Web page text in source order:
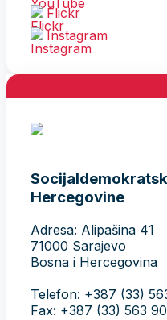
Flickr
Instagram
Hercegovine
Adresa: Alipašina 41
71000 Sarajevo
Bosna i Hercegovina
Telefon: +387 (33)
Fax: +387 (33) 563